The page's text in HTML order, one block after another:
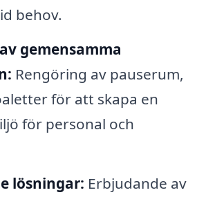
behov.
gemensamma
Rengöring av pauserum,
för att skapa en
för personal och
lösningar: Erbjudande av